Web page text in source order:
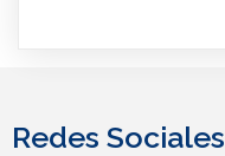
Redes Sociales